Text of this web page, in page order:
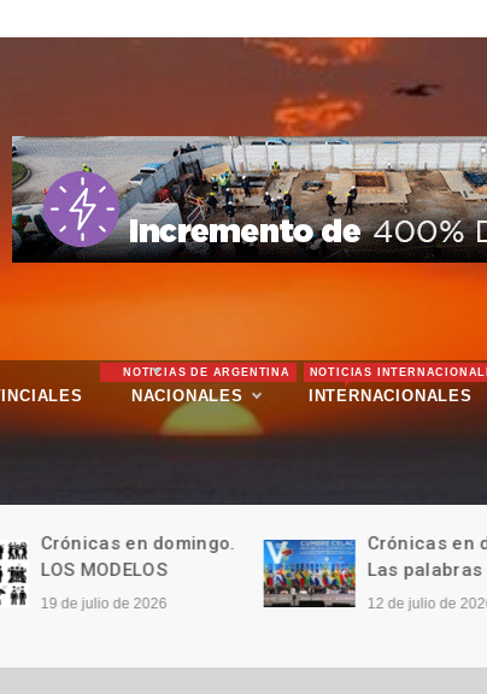
NACIONALES
NOTICIAS DE ARGENTINA
INTERNACIONALES
NOTICIAS
en domingo.
MODELOS
de julio de 2026
Crónicas en
Las palabras
12 de julio de 2026